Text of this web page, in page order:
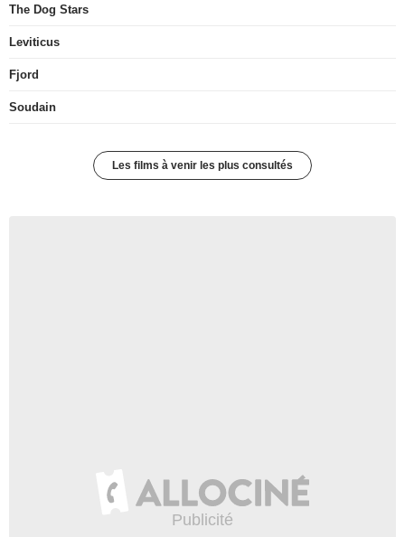
The Dog Stars
Leviticus
Fjord
Soudain
Les films à venir les plus consultés